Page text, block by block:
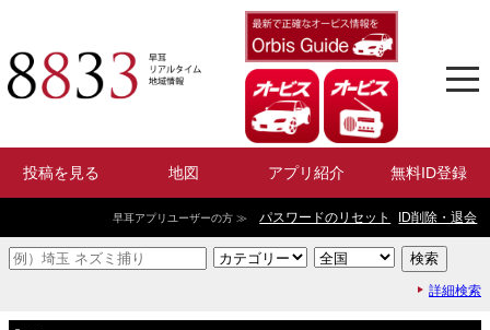
投稿を見る 地図 アプリ紹介 無料ID登録
早耳アプリユーザーの方 ≫ パスワードのリセット ID削除・退会
詳細検索